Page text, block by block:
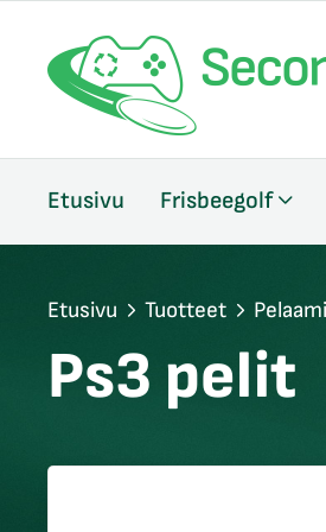
Etusivu Frisbeegolf
Etusivu Tuotteet
Ps3 pelit
sulje
sulje
sulje